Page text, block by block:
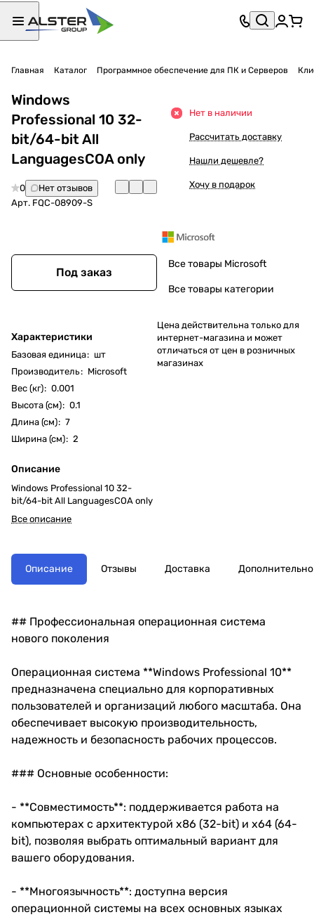
Главная Каталог Программное обеспечение для ПК и Серверов
Windows
Professional 10 32-
bit/64-bit All
LanguagesCOA only
0
Нет отзывов
Арт. FQC-08909-S
Под заказ
Характеристики
Базовая единица: шт
Производитель: Microsoft
Вес (кг): 0.001
Высота (см): 0.1
Длина (см): 7
Ширина (см): 2
Описание
Windows Professional 10 32-
bit/64-bit All LanguagesCOA only
Все описание
Нет в наличии
Рассчитать доставку
Нашли дешевле?
Хочу в подарок
Все товары Microsoft
Все товары категории
Цена действительна только для
интернет-магазина и может
отличаться от цен в розничных
магазинах
Описание Отзывы Доставка Дополнительно
## Профессиональная операционная система
нового поколения
Операционная система **Windows Professional 10**
предназначена специально для корпоративных
пользователей и организаций любого масштаба. Она
обеспечивает высокую производительность,
надежность и безопасность рабочих процессов.
### Основные особенности:
- **Совместимость**: поддерживается работа на
компьютерах с архитектурой x86 (32-bit) и x64 (64-
bit), позволяя выбрать оптимальный вариант для
вашего оборудования.
- **Многоязычность**: доступна версия
операционной системы на всех основных языках